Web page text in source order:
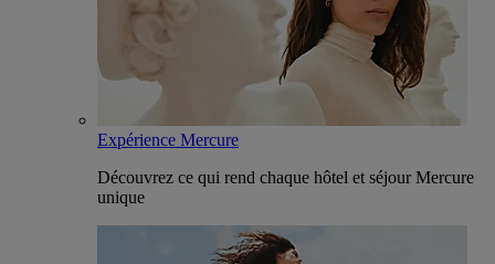
Expérience Mercure
Découvrez ce qui rend chaque hôtel et séjour Mercure
unique